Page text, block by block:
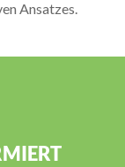
Ansatzes.